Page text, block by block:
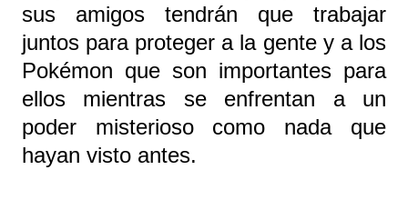
sus amigos tendrán que trabajar
juntos para proteger a la gente y a los
Pokémon que son importantes para
ellos mientras se enfrentan a un
poder misterioso como nada que
hayan visto antes.